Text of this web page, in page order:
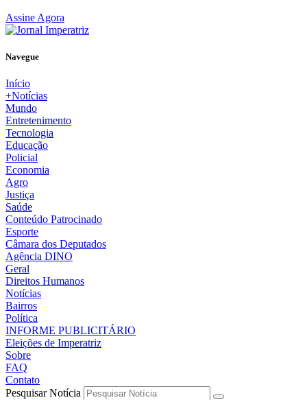
Assine Agora
Navegue
Início
+Notícias
Mundo
Entretenimento
Tecnologia
Educação
Policial
Economia
Agro
Justiça
Saúde
Conteúdo Patrocinado
Esporte
Câmara dos Deputados
Agência DINO
Geral
Direitos Humanos
Notícias
Bairros
Política
INFORME PUBLICITÁRIO
Eleições de Imperatriz
Sobre
FAQ
Contato
Pesquisar Notícia